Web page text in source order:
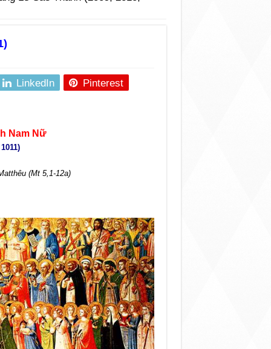
LinkedIn Pinterest
Nam Nữ
(Mt 5,1-12a)